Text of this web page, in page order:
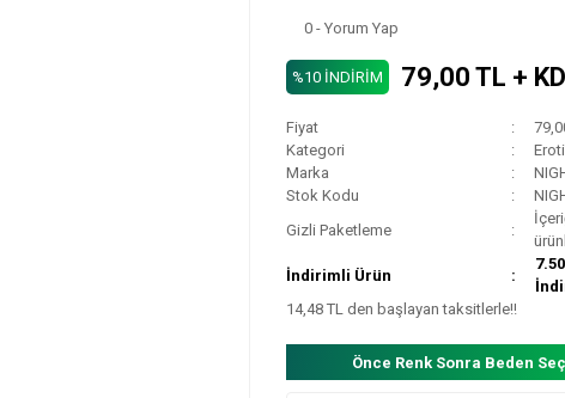
0 - Yorum Yap
%10 İNDİRİM 79,00 TL +
Fiyat
Kategori
Marka
Stok Kodu
Gizli Paketleme
İndirimli Ürün
14,48 TL den başlayan taksitlerle!!
Önce Renk Sonra Beden